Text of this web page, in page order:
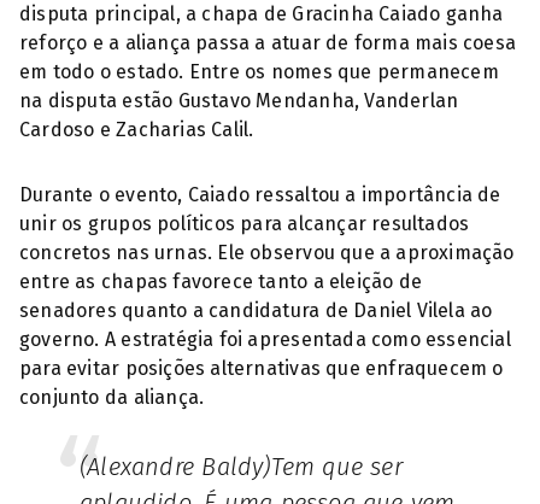
disputa principal, a chapa de Gracinha Caiado ganha
reforço e a aliança passa a atuar de forma mais coesa
em todo o estado. Entre os nomes que permanecem
na disputa estão Gustavo Mendanha, Vanderlan
Cardoso e Zacharias Calil.
Durante o evento, Caiado ressaltou a importância de
unir os grupos políticos para alcançar resultados
concretos nas urnas. Ele observou que a aproximação
entre as chapas favorece tanto a eleição de
senadores quanto a candidatura de Daniel Vilela ao
governo. A estratégia foi apresentada como essencial
para evitar posições alternativas que enfraquecem o
conjunto da aliança.
(Alexandre Baldy)Tem que ser